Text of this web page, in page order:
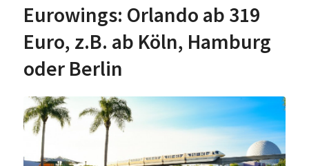
Eurowings: Orlando ab 319
Euro, z.B. ab Köln, Hamburg
oder Berlin